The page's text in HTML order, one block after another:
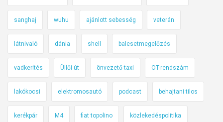
sanghaj wuhu ajánlott sebesség veterán
látnivaló dánia shell balesetmegelőzés
vadkerítés Üllői út önvezető taxi OT-rendszám
lakókocsi elektromosautó podcast behajtani tilos
kerékpár M4 fiat topolino közlekedéspolitika